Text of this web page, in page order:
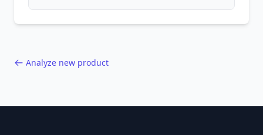
Analyze new product